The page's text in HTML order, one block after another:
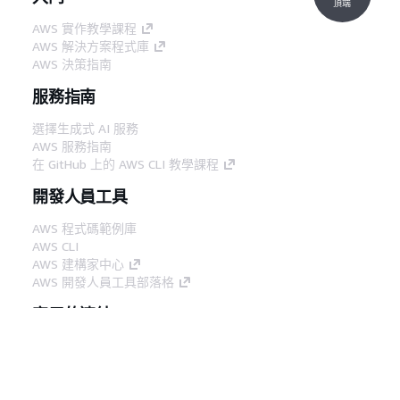
AWS 實作教學課程
AWS 解決方案程式庫
AWS 決策指南
服務指南
選擇生成式 AI 服務
AWS 服務指南
在 GitHub 上的 AWS CLI 教學課程
開發人員工具
AWS 程式碼範例庫
AWS CLI
AWS 建構家中心
AWS 開發人員工具部落格
實用的連結
頂端